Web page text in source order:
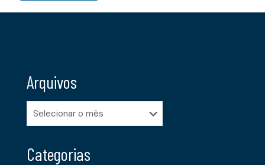
Arquivos
Arquivos
Categorias